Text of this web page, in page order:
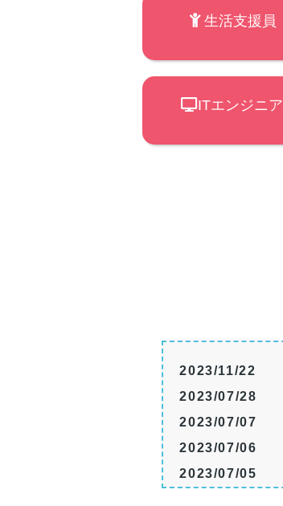
生活支援員
ITエンジニア
2023/11/22
2023/07/28
2023/07/07
2023/07/06
2023/07/05